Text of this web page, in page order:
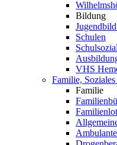
Bildung
Schulen
VHS
Familie,
Familie